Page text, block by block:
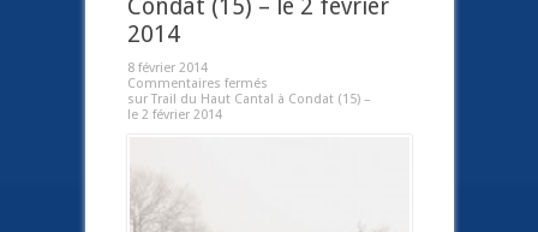
Condat (15) – le 2 février
2014
8 février 2014
Commentaires fermés
sur Trail du Haut Cantal à Condat (15) –
le 2 février 2014